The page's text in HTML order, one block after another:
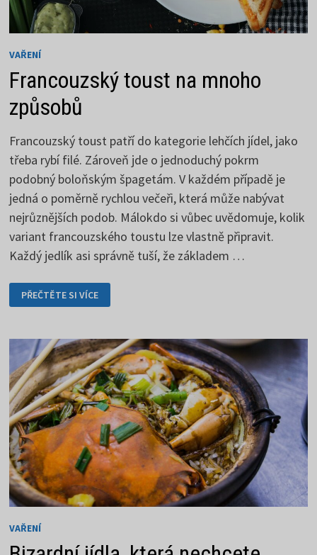
VAŘENÍ
Francouzský toust na mnoho
způsobů
Francouzský toust patří do kategorie lehčích jídel, jako
třeba rybí filé. Zároveň jde o jednoduchý pokrm
podobný boloňským špagetám. V každém případě je
jedná o poměrně rychlou večeři, která může nabývat
nejrůznějších podob. Málokdo si vůbec uvědomuje, kolik
variant francouzského toustu lze vlastně připravit.
Každý jedlík asi správně tuší, že základem …
FRANCOUZSKÝ
TOUST
NA
PŘEČTĚTE SI VÍCE
VAŘENÍ